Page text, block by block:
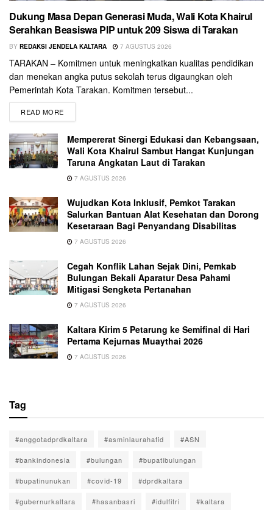
Dukung Masa Depan Generasi Muda, Wali Kota Khairul
Serahkan Beasiswa PIP untuk 209 Siswa di Tarakan
BY REDAKSI JENDELA KALTARA 7 AGUSTUS 2026
TARAKAN – Komitmen untuk meningkatkan kualitas pendidikan
dan menekan angka putus sekolah terus digaungkan oleh
Pemerintah Kota Tarakan. Komitmen tersebut...
READ MORE
Mempererat Sinergi Edukasi dan Kebangsaan,
Wali Kota Khairul Sambut Hangat Kunjungan
Taruna Angkatan Laut di Tarakan
7 AGUSTUS 2026
Wujudkan Kota Inklusif, Pemkot Tarakan
Salurkan Bantuan Alat Kesehatan dan Dorong
Kesetaraan Bagi Penyandang Disabilitas
7 AGUSTUS 2026
Cegah Konflik Lahan Sejak Dini, Pemkab
Bulungan Bekali Aparatur Desa Pahami
Mitigasi Sengketa Pertanahan
7 AGUSTUS 2026
Kaltara Kirim 5 Petarung ke Semifinal di Hari
Pertama Kejurnas Muaythai 2026
7 AGUSTUS 2026
Tag
#anggotadprdkaltara #asminlaurahafid #ASN
#bankindonesia #bulungan #bupatibulungan
#bupatinunukan #covid-19 #dprdkaltara
#gubernurkaltara #hasanbasri #idulfitri #kaltara